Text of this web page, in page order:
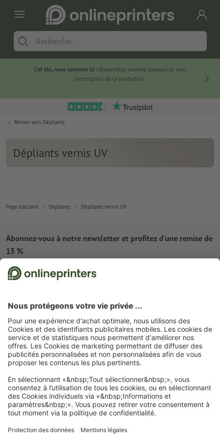
Cet été, nous sommes là :disponibles comme toujours et sans
interruption de la production.
Retour vers Dépliants
Dépliants vernis UV
Page d'accueil Dépliants Dépliants vernis UV
À propos de nous
L'entreprise
Presse
Emplois & carrière
Contact
Service
Modes de paiement
Expédition
Réclamation
Programme Premium
FAQ
Blog
Tutoriels Photoshop
Tutoriels InDesign
Outils & Fonts gratuits
Marketing & Insights
Modes de paiement
Virement
Abonnez-vous à notre newsletter et profitez d'une remise de
15 %
France